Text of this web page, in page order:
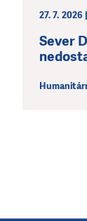
27. 7.
Sever